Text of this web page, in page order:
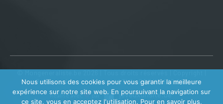
Politique de confidentialité| TVA : BE0410 639 602
Réalisé avec par
Nous utilisons des cookies pour vous garantir la meilleure
expérience sur notre site web. En poursuivant la navigation sur
ce site, vous en acceptez l'utilisation. Pour en savoir plus,